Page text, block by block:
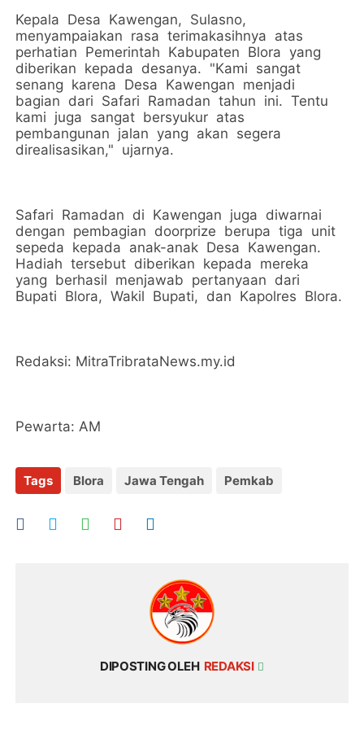
Kepala Desa Kawengan, Sulasno,
menyampaiakan rasa terimakasihnya atas
perhatian Pemerintah Kabupaten Blora yang
diberikan kepada desanya. "Kami sangat
senang karena Desa Kawengan menjadi
bagian dari Safari Ramadan tahun ini. Tentu
kami juga sangat bersyukur atas
pembangunan jalan yang akan segera
direalisasikan," ujarnya.
Safari Ramadan di Kawengan juga diwarnai
dengan pembagian doorprize berupa tiga unit
sepeda kepada anak-anak Desa Kawengan.
Hadiah tersebut diberikan kepada mereka
yang berhasil menjawab pertanyaan dari
Bupati Blora, Wakil Bupati, dan Kapolres Blora.
Redaksi: MitraTribrataNews.my.id
Pewarta: AM
Tags Blora Jawa Tengah Pemkab
DIPOSTING OLEH REDAKSI